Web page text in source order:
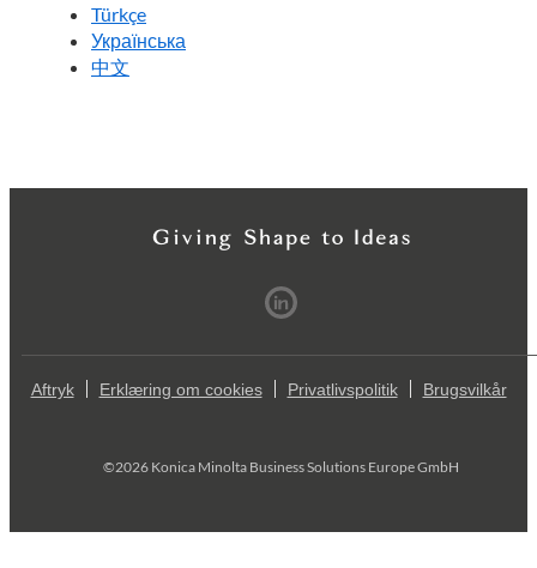
Türkçe
Українська
中文
Aftryk Erklæring om cookies Privatlivspolitik Brugsvilkår
©2026 Konica Minolta Business Solutions Europe GmbH